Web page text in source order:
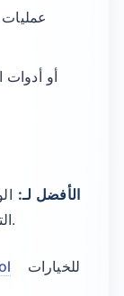
الأفضل لـ:
التي تحتاج توثيق، المستخدمين المحترفين.